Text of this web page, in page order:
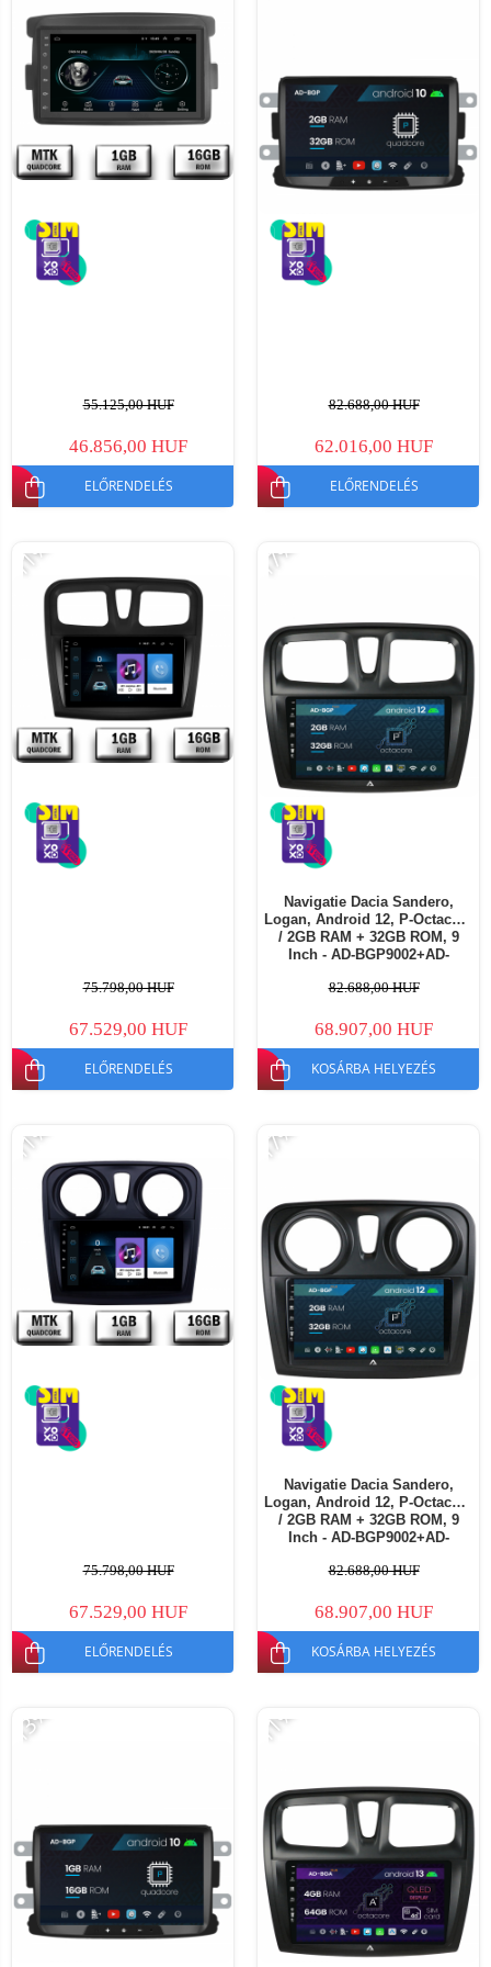
55.125,00 HUF
46.856,00 HUF
ELŐRENDELÉS
82.688,00 HUF
62.016,00 HUF
ELŐRENDELÉS
-11%
75.798,00 HUF
67.529,00 HUF
ELŐRENDELÉS
-17%
Navigatie Dacia Sandero,
Logan, Android 12, P-Octacore
/ 2GB RAM + 32GB ROM, 9
Inch - AD-BGP9002+AD-
82.688,00 HUF
68.907,00 HUF
KOSÁRBA HELYEZÉS
-11%
75.798,00 HUF
67.529,00 HUF
ELŐRENDELÉS
-17%
Navigatie Dacia Sandero,
Logan, Android 12, P-Octacore
/ 2GB RAM + 32GB ROM, 9
Inch - AD-BGP9002+AD-
82.688,00 HUF
68.907,00 HUF
KOSÁRBA HELYEZÉS
-13% -11%